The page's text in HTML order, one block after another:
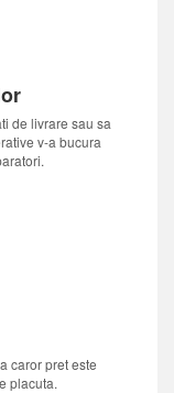
de livrare sau sa
v-a bucura
caror pret este
placuta.